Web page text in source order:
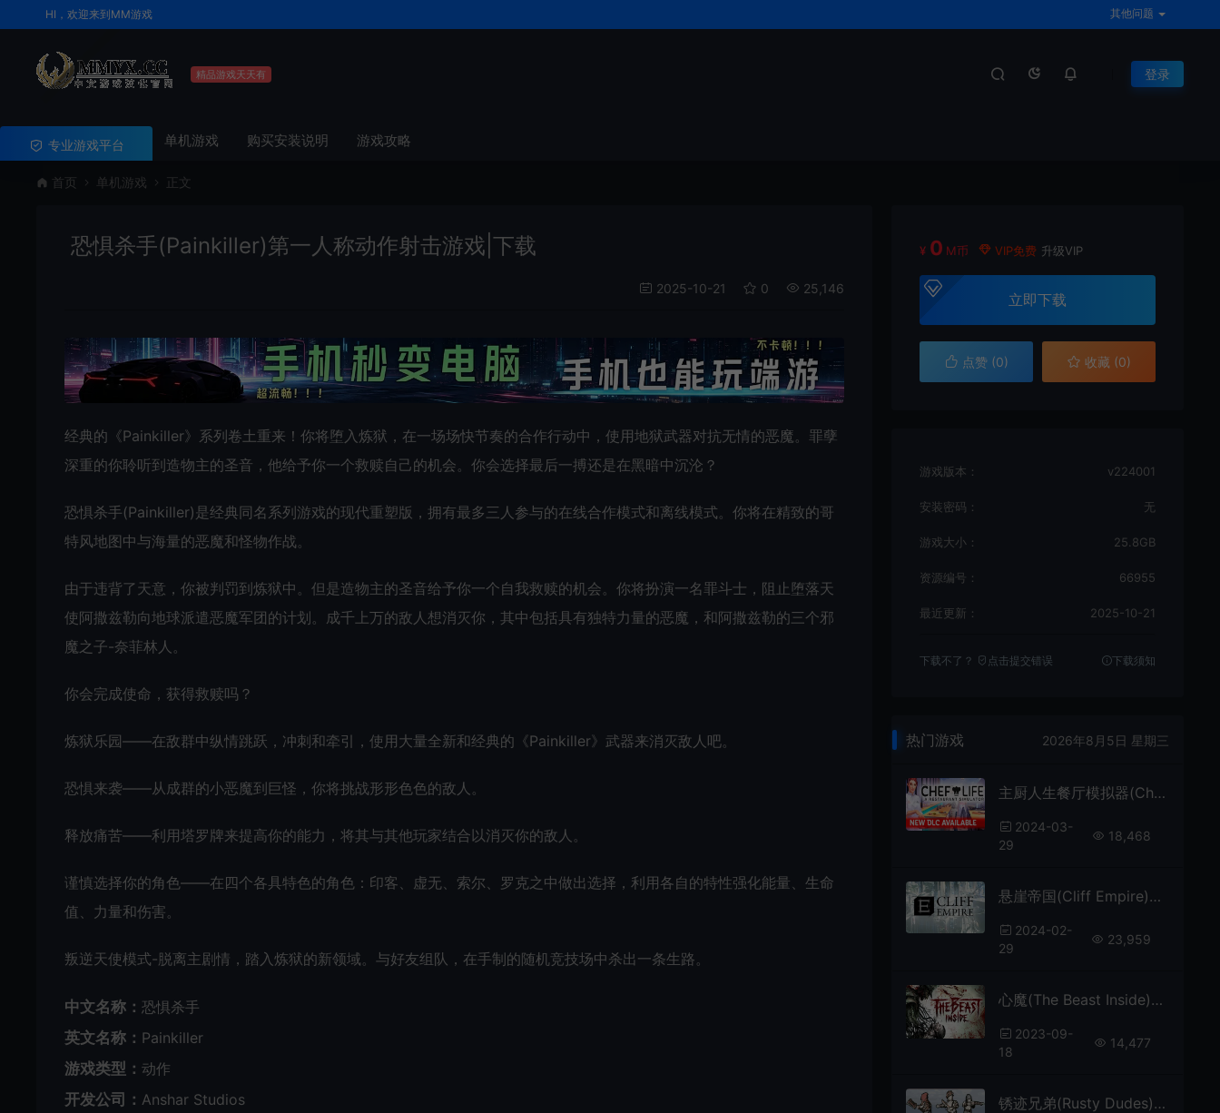
HI，欢迎来到MM游戏 其他问题
精品游戏天天有 登录
专业游戏平台 单机游戏 购买安装说明 游戏攻略
首页 单机游戏 正文
恐惧杀手(Painkiller)第一人称动作射击游戏|下载
2025-10-21 0 25,146
经典的《Painkiller》系列卷土重来！你将堕入炼狱，在一场场快节奏的合作行动中，使用地狱武器对抗无情的恶魔。罪孽
深重的你聆听到造物主的圣音，他给予你一个救赎自己的机会。你会选择最后一搏还是在黑暗中沉沦？
恐惧杀手(Painkiller)是经典同名系列游戏的现代重塑版，拥有最多三人参与的在线合作模式和离线模式。你将在精致的哥
特风地图中与海量的恶魔和怪物作战。
由于违背了天意，你被判罚到炼狱中。但是造物主的圣音给予你一个自我救赎的机会。你将扮演一名罪斗士，阻止堕落天
使阿撒兹勒向地球派遣恶魔军团的计划。成千上万的敌人想消灭你，其中包括具有独特力量的恶魔，和阿撒兹勒的三个邪
魔之子-奈菲林人。
你会完成使命，获得救赎吗？
炼狱乐园——在敌群中纵情跳跃，冲刺和牵引，使用大量全新和经典的《Painkiller》武器来消灭敌人吧。
恐惧来袭——从成群的小恶魔到巨怪，你将挑战形形色色的敌人。
释放痛苦——利用塔罗牌来提高你的能力，将其与其他玩家结合以消灭你的敌人。
谨慎选择你的角色——在四个各具特色的角色：印客、虚无、索尔、罗克之中做出选择，利用各自的特性强化能量、生命
值、力量和伤害。
叛逆天使模式-脱离主剧情，踏入炼狱的新领域。与好友组队，在手制的随机竞技场中杀出一条生路。
中文名称： 恐惧杀手
英文名称： Painkiller
游戏类型： 动作
开发公司： Anshar Studios
¥ 0 M币 VIP免费 升级VIP
立即下载
点赞 (0) 收藏 (0)
游戏版本： v224001
安装密码： 无
游戏大小： 25.8GB
资源编号： 66955
最近更新： 2025-10-21
下载不了？ 点击提交错误 下载须知
热门游戏 2026年8月5日 星期三
主厨人生餐厅模拟器(Chef Life: A Restaurant Simulator)简中|PC|SIM|餐馆烹饪模拟游戏
2024-03-
29
18,468
悬崖帝国(Cliff Empire)简中|PC|SIM|悬空城市建造模拟游戏
2024-02-
29
23,959
心魔(The Beast Inside)惊悚生存恐怖游戏|下载
2023-09-
18
14,477
锈迹兄弟(Rusty Dudes)管理雇佣兵团队动作游戏|下载